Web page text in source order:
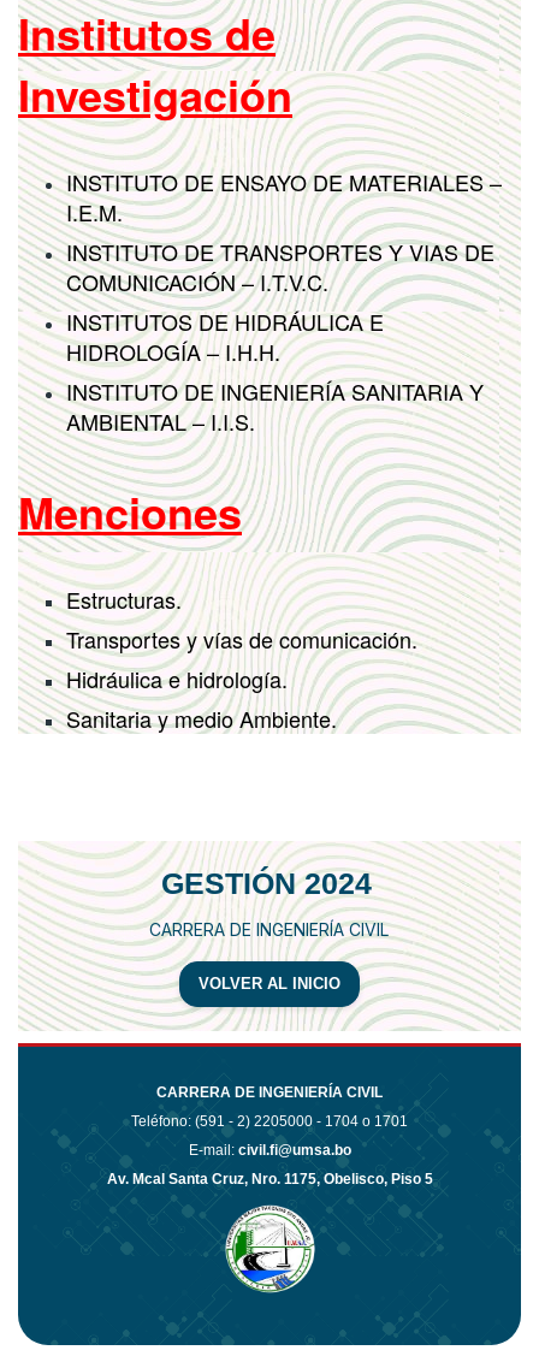
Institutos de
Investigación
INSTITUTO DE ENSAYO DE MATERIALES –
I.E.M.
INSTITUTO DE TRANSPORTES Y VIAS DE
COMUNICACIÓN – I.T.V.C.
INSTITUTOS DE HIDRÁULICA E
HIDROLOGÍA – I.H.H.
INSTITUTO DE INGENIERÍA SANITARIA Y
AMBIENTAL – I.I.S.
Menciones
Estructuras.
Transportes y vías de comunicación.
Hidráulica e hidrología.
Sanitaria y medio Ambiente.
GESTIÓN 2024
CARRERA DE INGENIERÍA CIVIL
VOLVER AL INICIO
CARRERA DE INGENIERÍA CIVIL
Teléfono: (591 - 2) 2205000 - 1704 o 1701
E-mail: civil.fi@umsa.bo
Av. Mcal Santa Cruz, Nro. 1175, Obelisco, Piso 5